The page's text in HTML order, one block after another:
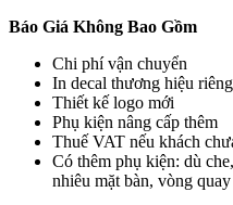
Báo Giá Không Bao Gồm
Chi phí vận chuyển
In decal thương hiệu riêng
Thiết kế logo mới
Phụ kiện nâng cấp thêm
Thuế VAT nếu khách
Có thêm phụ kiện: dù
nhiêu mặt bàn, vòng